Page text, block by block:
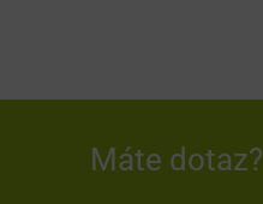
Máte dotaz?